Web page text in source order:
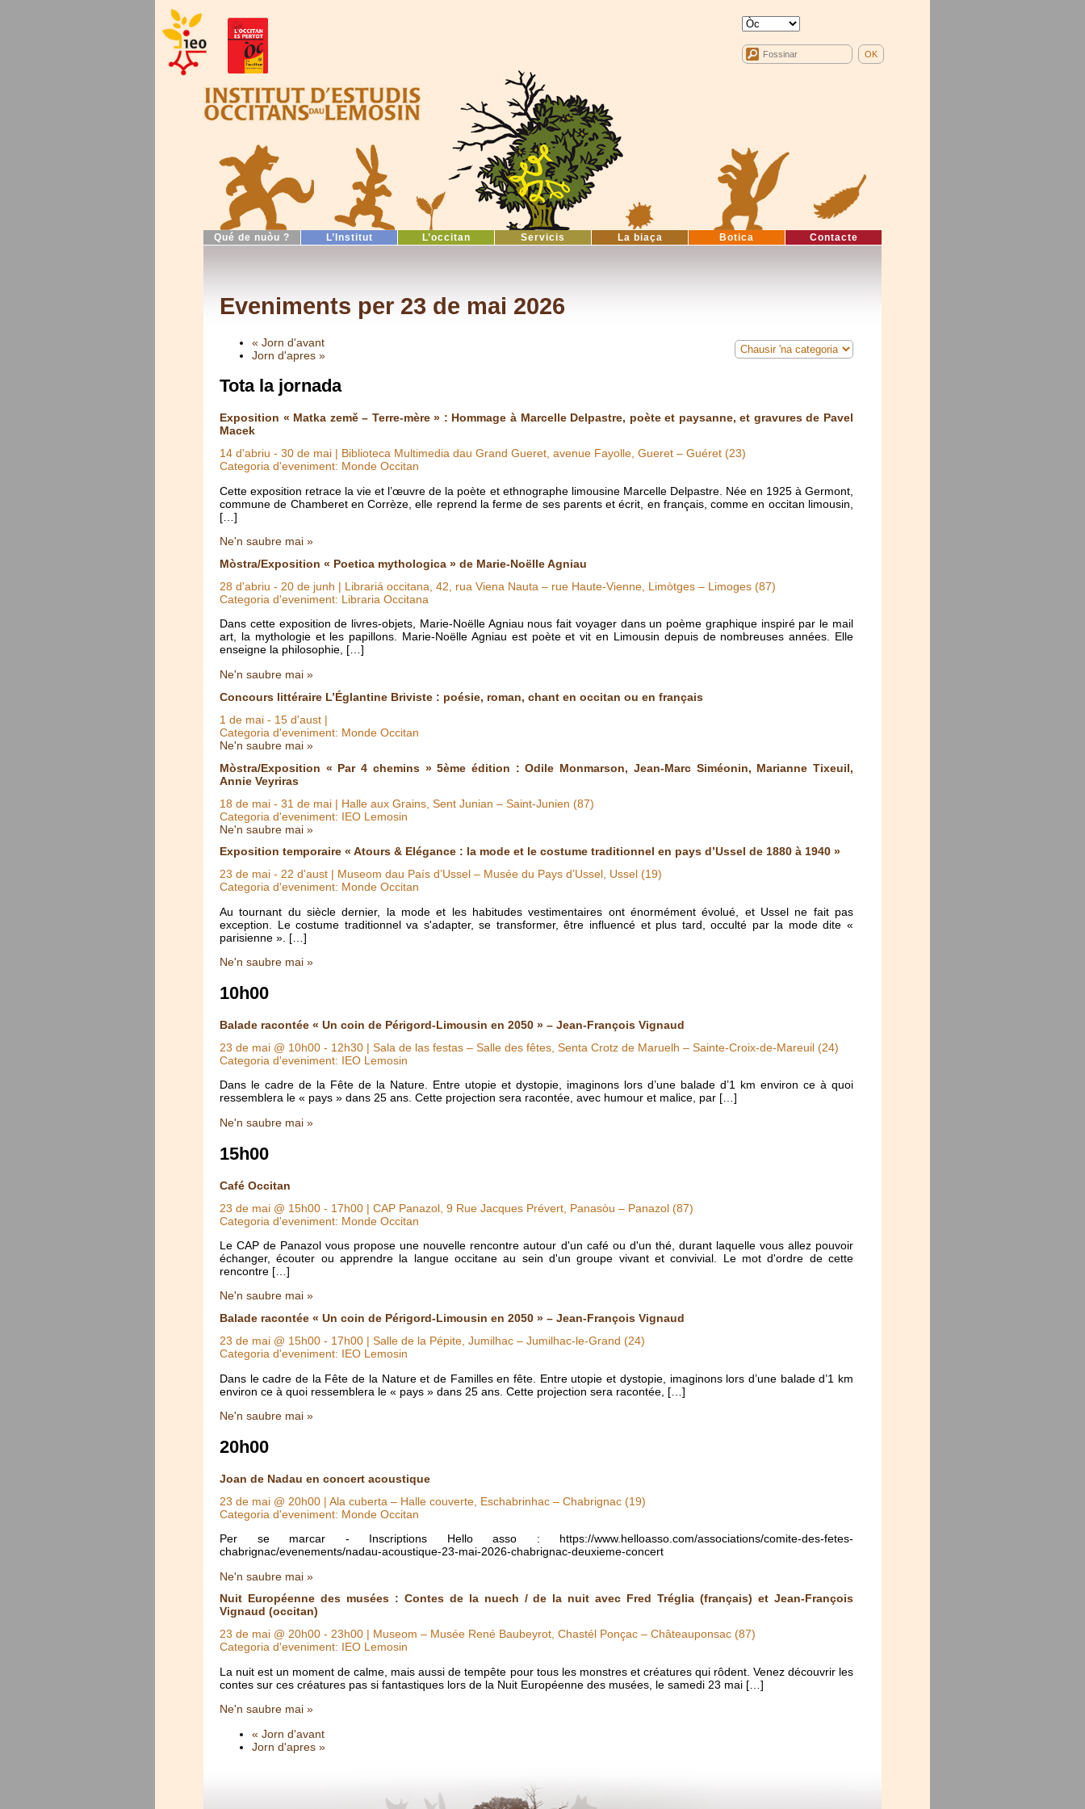
Qué de nuòu ? L’Institut L’occitan Servicis La biaça Botica Contacte
Eveniments per 23 de mai 2026
« Jorn d'avant
Jorn d'apres »
Tota la jornada
Exposition « Matka země – Terre-mère » : Hommage à Marcelle Delpastre, poète et paysanne, et gravures de Pavel
Macek
14 d'abriu - 30 de mai | Biblioteca Multimedia dau Grand Gueret, avenue Fayolle, Gueret – Guéret (23)
Categoria d'eveniment: Monde Occitan
Cette exposition retrace la vie et l’œuvre de la poète et ethnographe limousine Marcelle Delpastre. Née en 1925 à Germont,
commune de Chamberet en Corrèze, elle reprend la ferme de ses parents et écrit, en français, comme en occitan limousin,
[…]
Ne'n saubre mai »
Mòstra/Exposition « Poetica mythologica » de Marie-Noëlle Agniau
28 d'abriu - 20 de junh | Librariá occitana, 42, rua Viena Nauta – rue Haute-Vienne, Limòtges – Limoges (87)
Categoria d'eveniment: Libraria Occitana
Dans cette exposition de livres-objets, Marie-Noëlle Agniau nous fait voyager dans un poème graphique inspiré par le mail
art, la mythologie et les papillons. Marie-Noëlle Agniau est poète et vit en Limousin depuis de nombreuses années. Elle
enseigne la philosophie, […]
Ne'n saubre mai »
Concours littéraire L’Églantine Briviste : poésie, roman, chant en occitan ou en français
1 de mai - 15 d'aust |
Categoria d'eveniment: Monde Occitan
Ne'n saubre mai »
Mòstra/Exposition « Par 4 chemins » 5ème édition : Odile Monmarson, Jean-Marc Siméonin, Marianne Tixeuil,
Annie Veyriras
18 de mai - 31 de mai | Halle aux Grains, Sent Junian – Saint-Junien (87)
Categoria d'eveniment: IEO Lemosin
Ne'n saubre mai »
Exposition temporaire « Atours & Elégance : la mode et le costume traditionnel en pays d’Ussel de 1880 à 1940 »
23 de mai - 22 d'aust | Museom dau País d’Ussel – Musée du Pays d’Ussel, Ussel (19)
Categoria d'eveniment: Monde Occitan
Au tournant du siècle dernier, la mode et les habitudes vestimentaires ont énormément évolué, et Ussel ne fait pas
exception. Le costume traditionnel va s'adapter, se transformer, être influencé et plus tard, occulté par la mode dite «
parisienne ». […]
Ne'n saubre mai »
10h00
Balade racontée « Un coin de Périgord-Limousin en 2050 » – Jean-François Vignaud
23 de mai @ 10h00 - 12h30 | Sala de las festas – Salle des fêtes, Senta Crotz de Maruelh – Sainte-Croix-de-Mareuil (24)
Categoria d'eveniment: IEO Lemosin
Dans le cadre de la Fête de la Nature. Entre utopie et dystopie, imaginons lors d’une balade d’1 km environ ce à quoi
ressemblera le « pays » dans 25 ans. Cette projection sera racontée, avec humour et malice, par […]
Ne'n saubre mai »
15h00
Café Occitan
23 de mai @ 15h00 - 17h00 | CAP Panazol, 9 Rue Jacques Prévert, Panasòu – Panazol (87)
Categoria d'eveniment: Monde Occitan
Le CAP de Panazol vous propose une nouvelle rencontre autour d'un café ou d'un thé, durant laquelle vous allez pouvoir
échanger, écouter ou apprendre la langue occitane au sein d'un groupe vivant et convivial. Le mot d'ordre de cette
rencontre […]
Ne'n saubre mai »
Balade racontée « Un coin de Périgord-Limousin en 2050 » – Jean-François Vignaud
23 de mai @ 15h00 - 17h00 | Salle de la Pépite, Jumilhac – Jumilhac-le-Grand (24)
Categoria d'eveniment: IEO Lemosin
Dans le cadre de la Fête de la Nature et de Familles en fête. Entre utopie et dystopie, imaginons lors d’une balade d’1 km
environ ce à quoi ressemblera le « pays » dans 25 ans. Cette projection sera racontée, […]
Ne'n saubre mai »
20h00
Joan de Nadau en concert acoustique
23 de mai @ 20h00 | Ala cuberta – Halle couverte, Eschabrinhac – Chabrignac (19)
Categoria d'eveniment: Monde Occitan
Per se marcar - Inscriptions Hello asso : https://www.helloasso.com/associations/comite-des-fetes-
chabrignac/evenements/nadau-acoustique-23-mai-2026-chabrignac-deuxieme-concert
Ne'n saubre mai »
Nuit Européenne des musées : Contes de la nuech / de la nuit avec Fred Tréglia (français) et Jean-François
Vignaud (occitan)
23 de mai @ 20h00 - 23h00 | Museom – Musée René Baubeyrot, Chastél Ponçac – Châteauponsac (87)
Categoria d'eveniment: IEO Lemosin
La nuit est un moment de calme, mais aussi de tempête pour tous les monstres et créatures qui rôdent. Venez découvrir les
contes sur ces créatures pas si fantastiques lors de la Nuit Européenne des musées, le samedi 23 mai […]
Ne'n saubre mai »
« Jorn d'avant
Jorn d'apres »